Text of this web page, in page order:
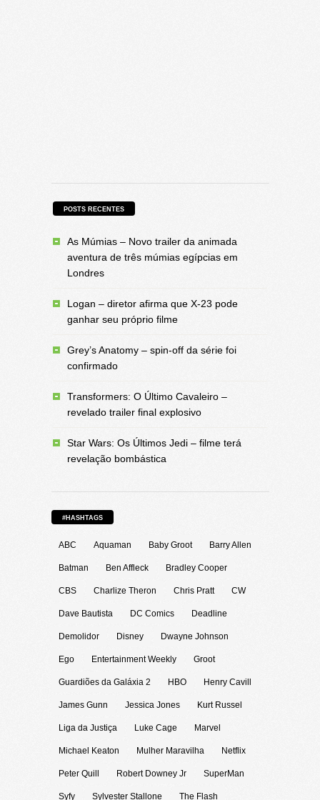
POSTS RECENTES
As Múmias – Novo trailer da animada
aventura de três múmias egípcias em
Londres
Logan – diretor afirma que X-23 pode
ganhar seu próprio filme
Grey’s Anatomy – spin-off da série foi
confirmado
Transformers: O Último Cavaleiro –
revelado trailer final explosivo
Star Wars: Os Últimos Jedi – filme terá
revelação bombástica
#HASHTAGS
ABC Aquaman Baby Groot Barry Allen
Batman Ben Affleck Bradley Cooper
CBS Charlize Theron Chris Pratt CW
Dave Bautista DC Comics Deadline
Demolidor Disney Dwayne Johnson
Ego Entertainment Weekly Groot
Guardiões da Galáxia 2 HBO Henry Cavill
James Gunn Jessica Jones Kurt Russel
Liga da Justiça Luke Cage Marvel
Michael Keaton Mulher Maravilha Netflix
Peter Quill Robert Downey Jr SuperMan
Syfy Sylvester Stallone The Flash